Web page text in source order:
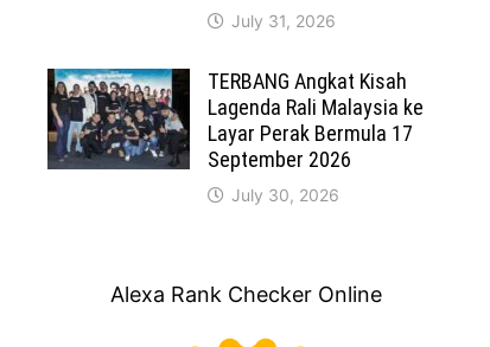
July 31, 2026
TERBANG Angkat Kisah
Lagenda Rali Malaysia ke
Layar Perak Bermula 17
September 2026
July 30, 2026
Alexa Rank Checker Online